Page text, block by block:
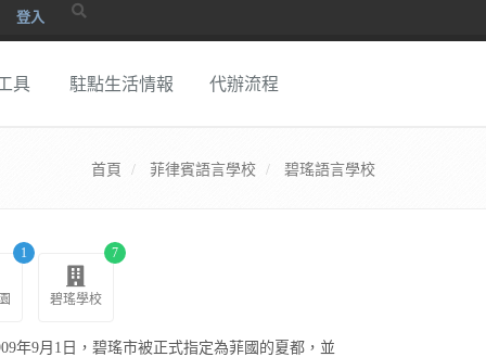
登入
具 駐點生活情報 代辦流程
首頁 菲律賓語言學校 碧瑤語言學校
1
碧瑤學校
7
年9月1日，碧瑤市被正式指定為菲國的夏都，並